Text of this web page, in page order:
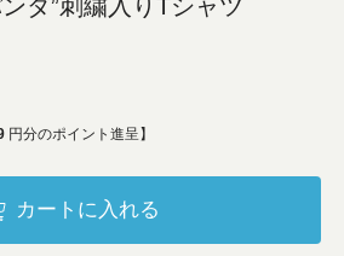
ダ”刺繍入りTシャツ
円分のポイント進呈】
カートに入れる